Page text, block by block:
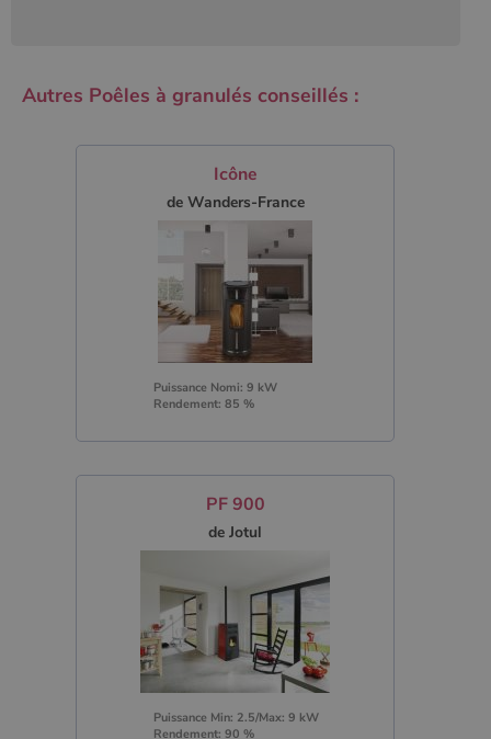
Autres Poêles à granulés conseillés :
Icône
de Wanders-France
Puissance Nomi: 9 kW
Rendement: 85 %
PF 900
de Jotul
Puissance Min: 2.5/Max: 9 kW
Rendement: 90 %